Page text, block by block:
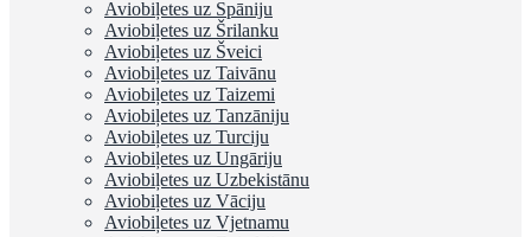
Aviobiļetes uz Spāniju
Aviobiļetes uz Šrilanku
Aviobiļetes uz Šveici
Aviobiļetes uz Taivānu
Aviobiļetes uz Taizemi
Aviobiļetes uz Tanzāniju
Aviobiļetes uz Turciju
Aviobiļetes uz Ungāriju
Aviobiļetes uz Uzbekistānu
Aviobiļetes uz Vāciju
Aviobiļetes uz Vjetnamu